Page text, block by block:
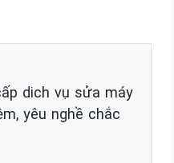
dich vụ sửa máy
yêu nghề chắc